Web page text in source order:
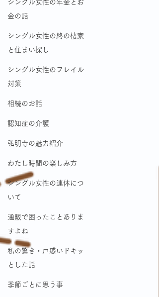
シングル女性の年金とお
金の話
シングル女性の終の棲家
と住まい探し
シングル女性のフレイル
対策
相続のお話
認知症の介護
弘明寺の魅力紹介
わたし時間の楽しみ方
シングル女性の連休につ
いて
通販で困ったことありま
すよね
私の驚き・戸惑いドキッ
とした話
季節ごとに思う事